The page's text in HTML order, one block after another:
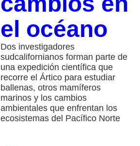
el océano
Dos investigadores
sudcalifornianos forman parte de
una expedición científica que
recorre el Ártico para estudiar
ballenas, otros mamíferos
marinos y los cambios
ambientales que enfrentan los
ecosistemas del Pacífico Norte